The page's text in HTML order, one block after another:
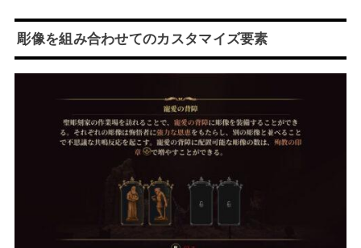
彫像を組み合わせてのカスタマイズ要素